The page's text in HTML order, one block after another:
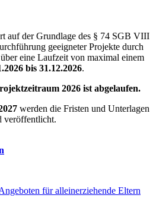
auf der Grundlage des § 74 SGB VIII
geeigneter Projekte durch
eine Laufzeit von maximal einem
bis 31.12.2026.
2026 ist abgelaufen.
werden die Fristen und Unterlagen
veröffentlicht.
für alleinerziehende Eltern